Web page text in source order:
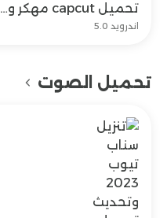
تحميل capcut مهكر وتحديث تنزيل capcut مهكر 2023 مجاناً
اندرويد 5.0
تحميل الصوت